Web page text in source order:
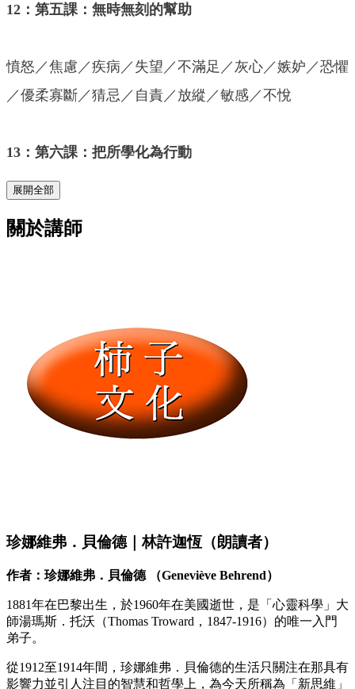
12：第五課：無時無刻的幫助
憤怒／焦慮／疾病／失望／不滿足／灰心／嫉妒／恐懼
／優柔寡斷／猜忌／自責／放縱／敏感／不悅
13：第六課：把所學化為行動
展開全部
關於講師
珍娜維弗．貝倫德｜林許迦恆（朗讀者）
作者：珍娜維弗．貝倫德 （Geneviève Behrend）
1881年在巴黎出生，於1960年在美國逝世，是「心靈科學」大
師湯瑪斯．托沃（Thomas Troward，1847-1916）的唯一入門
弟子。
從1912至1914年間，珍娜維弗．貝倫德的生活只關注在那具有
影響力並引人注目的智慧和哲學上，為今天所稱為「新思維」